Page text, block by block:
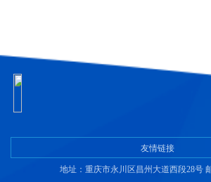
友情链接
地址：重庆市永川区昌州大道西段28号